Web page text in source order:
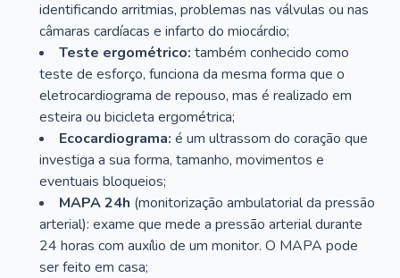
identificando arritmias, problemas nas válvulas ou nas
câmaras cardíacas e infarto do miocárdio;
Teste ergométrico: também conhecido como
teste de esforço, funciona da mesma forma que o
eletrocardiograma de repouso, mas é realizado em
esteira ou bicicleta ergométrica;
Ecocardiograma: é um ultrassom do coração que
investiga a sua forma, tamanho, movimentos e
eventuais bloqueios;
MAPA 24h (monitorização ambulatorial da pressão
arterial): exame que mede a pressão arterial durante
24 horas com auxílio de um monitor. O MAPA pode
ser feito em casa;